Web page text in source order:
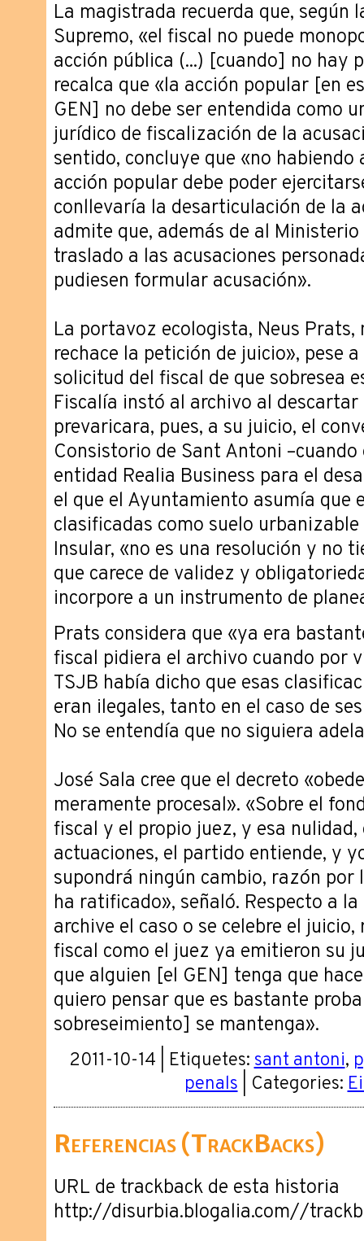
La magistrada recuerda que, según
Supremo, «el fiscal no puede
acción pública (...) [cuando] no hay
recalca que «la acción popular [en
GEN] no debe ser entendida como
jurídico de fiscalización de la
sentido, concluye que «no habiendo
acción popular debe poder
conllevaría la desarticulación de la
admite que, además de al
traslado a las acusaciones
pudiesen formular acusación».
La portavoz ecologista, Neus Prats,
rechace la petición de juicio», pese
solicitud del fiscal de que sobresea
Fiscalía instó al archivo al descartar
prevaricara, pues, a su juicio, el
Consistorio de Sant Antoni –cuando
entidad Realia Business para el
el que el Ayuntamiento asumía que
clasificadas como suelo
Insular, «no es una resolución y no
que carece de validez y
incorpore a un instrumento de
Prats considera que «ya era
fiscal pidiera el archivo cuando por
TSJB había dicho que esas
eran ilegales, tanto en el caso de
No se entendía que no siguiera
José Sala cree que el decreto
meramente procesal». «Sobre el
fiscal y el propio juez, y esa
actuaciones, el partido entiende, y
supondrá ningún cambio, razón por
ha ratificado», señaló. Respecto a
archive el caso o se celebre el
fiscal como el juez ya emitieron su
que alguien [el GEN] tenga que
quiero pensar que es bastante
sobreseimiento] se mantenga».
2011-10-14 | Etiquetes:sant antoni,
penals| Categories:
Referencias (TrackBacks)
URL de trackback de esta historia
http://disurbia.blogalia.com//